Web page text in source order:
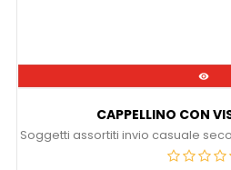

CAPPELLINO CON
Soggetti assortiti invio casuale